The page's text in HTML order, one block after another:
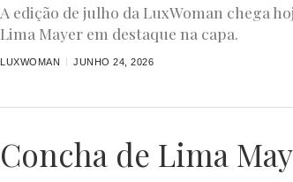
A edição de julho da LuxWoman chega
Lima Mayer em destaque na capa.
LUXWOMAN JUNHO 24, 2026
Concha de Lima